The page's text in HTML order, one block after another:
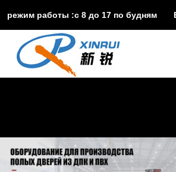
режим работы :с 8 до 17 по будням
vira@xinruisuji.comWhatsApp：